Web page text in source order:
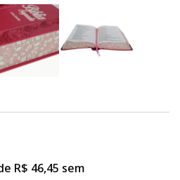
R$ 46,45 sem